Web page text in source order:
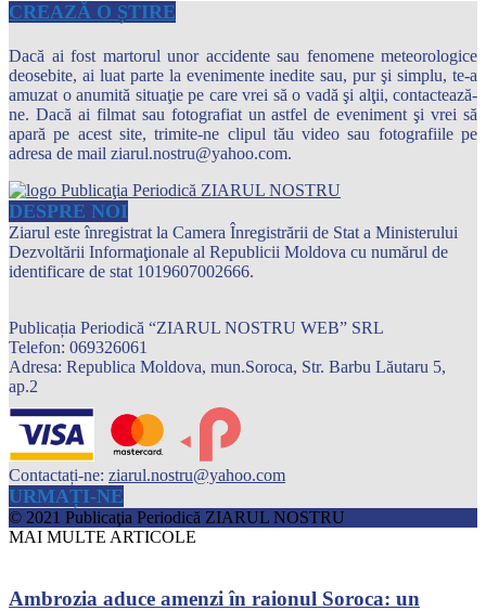
CREAZĂ O ȘTIRE
Dacă ai fost martorul unor accidente sau fenomene meteorologice
deosebite, ai luat parte la evenimente inedite sau, pur şi simplu, te-a
amuzat o anumită situaţie pe care vrei să o vadă şi alţii, contactează-
ne. Dacă ai filmat sau fotografiat un astfel de eveniment şi vrei să
apară pe acest site, trimite-ne clipul tău video sau fotografiile pe
adresa de mail ziarul.nostru@yahoo.com.
DESPRE NOI
Ziarul este înregistrat la Camera Înregistrării de Stat a Ministerului
Dezvoltării Informaţionale al Republicii Moldova cu numărul de
identificare de stat 1019607002666.
Publicația Periodică “ZIARUL NOSTRU WEB” SRL
Telefon: 069326061
Adresa: Republica Moldova, mun.Soroca, Str. Barbu Lăutaru 5,
ap.2
Contactați-ne: ziarul.nostru@yahoo.com
URMAȚI-NE
© 2021 Publicaţia Periodică ZIARUL NOSTRU
MAI MULTE ARTICOLE
Ambrozia aduce amenzi în raionul Soroca: un